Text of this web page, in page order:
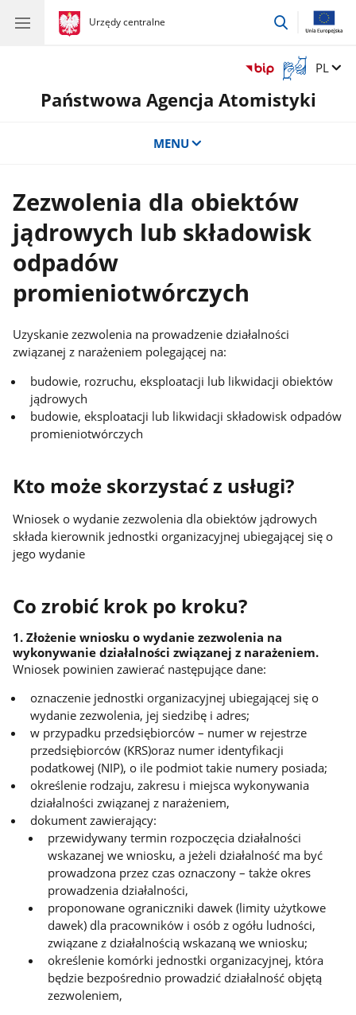
gov.pl
Urzędy centralne
gov.pl
Urzędy
przejdź
Otwórz
okno
z
Zmień
PL
Państwowa Agencja Atomistyki
MENU
Zezwolenia dla obiektów
jądrowych lub składowisk
odpadów
promieniotwórczych
Uzyskanie zezwolenia na prowadzenie działalności
związanej z narażeniem polegającej na:
budowie, rozruchu, eksploatacji lub likwidacji obiektów
jądrowych
budowie, eksploatacji lub likwidacji składowisk odpadów
promieniotwórczych
Kto może skorzystać z usługi?
Wniosek o wydanie zezwolenia dla obiektów jądrowych
składa kierownik jednostki organizacyjnej ubiegającej się o
jego wydanie
Co zrobić krok po kroku?
1. Złożenie wniosku o wydanie zezwolenia na
wykonywanie działalności związanej z narażeniem.
Wniosek powinien zawierać następujące dane:
oznaczenie jednostki organizacyjnej ubiegającej się o
wydanie zezwolenia, jej siedzibę i adres;
w przypadku przedsiębiorców – numer w rejestrze
przedsiębiorców (KRS)oraz numer identyfikacji
podatkowej (NIP), o ile podmiot takie numery posiada;
określenie rodzaju, zakresu i miejsca wykonywania
działalności związanej z narażeniem,
dokument zawierający:
przewidywany termin rozpoczęcia działalności
wskazanej we wniosku, a jeżeli działalność ma być
prowadzona przez czas oznaczony – także okres
prowadzenia działalności,
proponowane ograniczniki dawek (limity użytkowe
dawek) dla pracowników i osób z ogółu ludności,
związane z działalnością wskazaną we wniosku;
określenie komórki jednostki organizacyjnej, która
będzie bezpośrednio prowadzić działalność objętą
zezwoleniem,